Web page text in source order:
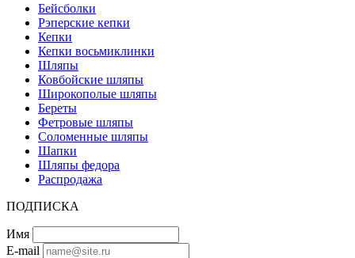
Бейсболки
Рэперские кепки
Кепки
Кепки восьмиклинки
Шляпы
Ковбойские шляпы
Широкополые шляпы
Береты
Фетровые шляпы
Соломенные шляпы
Шапки
Шляпы федора
Распродажа
ПОДПИСКА
Имя
E-mail